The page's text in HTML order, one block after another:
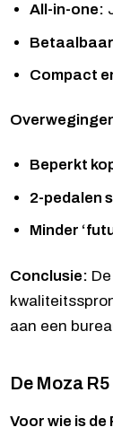
All-in-one:
Compact
Beperkt
2-pedalen
Minder
Conclusie:
aan een
De Moza
Voor wie is de